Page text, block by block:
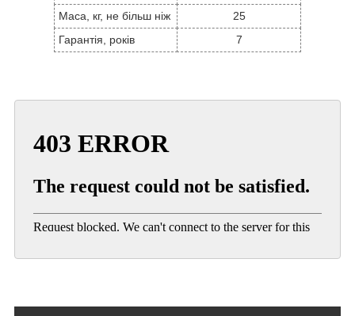
Маса, кг, не більш ніж
25
Гарантія, років
7